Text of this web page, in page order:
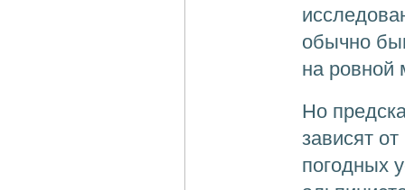
обычно
на ровной
Но
зависят
погодных